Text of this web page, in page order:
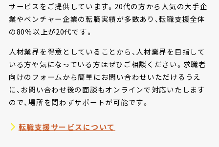
サービスをご提供しています。20代の方から人気の大手企
業やベンチャー企業の転職実績が多数あり、転職支援全体
の80％以上が20代です。
人材業界を得意としていることから、人材業界を目指して
いる方や気になっている方はぜひご相談ください。求職者
向けのフォームから簡単にお問い合わせいただけるうえ
に、お問い合わせ後の面談もオンラインで対応いたします
ので、場所を問わずサポートが可能です。
転職支援サービスについて